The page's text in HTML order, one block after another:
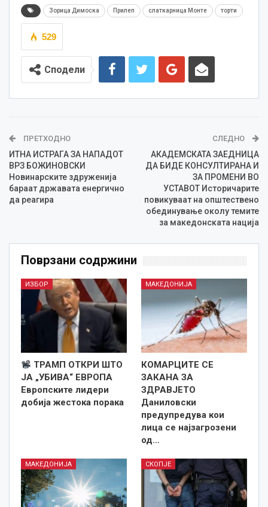
Зорица Димоска Прилеп слаткарница Монте торти
529
Сподели
ПРЕТХОДНО
ИТНА ИСТРАГА ЗА НАПАДОТ
ВРЗ БОЖИНОВСКИ
Новинарските здруженија
бараат државата енергично
да реагира
СЛЕДНО
АКАДЕМСКАТА ЗАЕДНИЦА
ДА БИДЕ КОНСУЛТИРАНА И
ЗА ПРОМЕНИ ВО
УСТАВОТ Историчарите
повикуваат на општествено
обединување околу темите
за македонската нација
Поврзани содржини
ИЗБОР
ТРАМП ОТКРИ ШТО
ЈА „УБИВА“ ЕВРОПА
Европските лидери
добија жестока порака
МАКЕДОНИЈА
КОМАРЦИТЕ СЕ
ЗАКАНА ЗА
ЗДРАВЈЕТО
Даниловски
предупредува кои
лица се најзагрозени
од…
МАКЕДОНИЈА СКОПЈЕ